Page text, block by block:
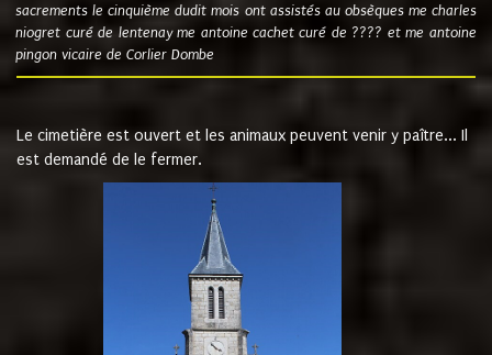
sacrements le cinquième dudit mois ont assistés au obsèques me charles
niogret curé de lentenay me antoine cachet curé de ???? et me antoine
pingon vicaire de Corlier Dombe
Le cimetière est ouvert et les animaux peuvent venir y paître... Il
est demandé de le fermer.